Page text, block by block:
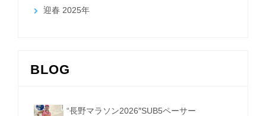
迎春 2025年
BLOG
“長野マラソン2026″SUB5ペーサー